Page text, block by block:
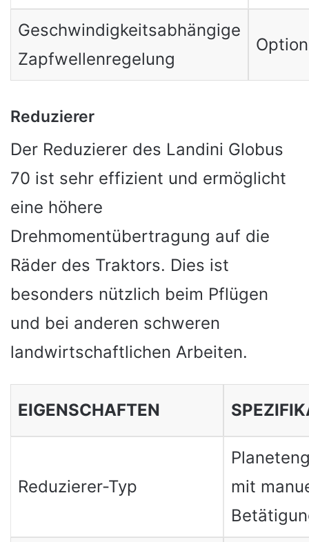
Geschwindigkeitsabhängige
Zapfwellenregelung
Reduzierer
Der Reduzierer des Landini Globus
70 ist sehr effizient und ermöglicht
eine höhere
Drehmomentübertragung auf die
Räder des Traktors. Dies ist
besonders nützlich beim Pflügen
und bei anderen schweren
landwirtschaftlichen Arbeiten.
EIGENSCHAFTEN
Reduzierer-Typ
mit